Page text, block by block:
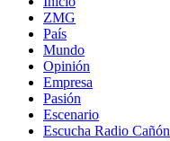
ZMG
País
Mundo
Opinión
Empresa
Pasión
Escenario
Escucha Radio Cañón